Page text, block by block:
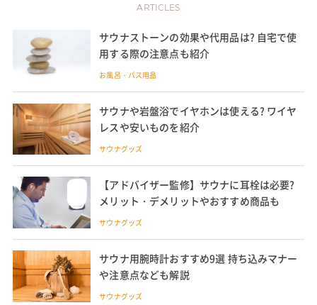
ARTICLES
サウナストーンの効果や代用品は? 自宅で使
用する際の注意点も紹介
お風呂・バス用品
サウナや岩盤浴でイヤホンは使える? ワイヤ
レスや安いものを紹介
サウナグッズ
【アドバイザー監修】サウナに耳栓は必要?
メリット・デメリットやおすすめ商品も
サウナグッズ
サウナ用腕時計おすすめ9選 持ち込みマナー
や注意点なども解説
サウナグッズ